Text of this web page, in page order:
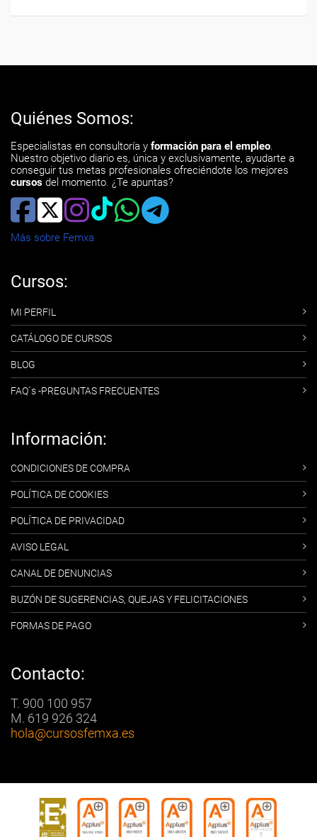
Quiénes Somos:
Especialistas en consultoría y formación para el empleo.
Nuestro objetivo diario es, única y exclusivamente, ayudarte a
conseguir tus metas profesionales ofreciéndote los mejores
cursos del momento. ¿Te apuntas?
Más sobre Femxa
Cursos:
MI PERFIL
CATÁLOGO DE CURSOS
BLOG
FAQ´s -PREGUNTAS FRECUENTES
Información:
CONDICIONES DE COMPRA
POLÍTICA DE COOKIES
POLÍTICA DE PRIVACIDAD
AVISO LEGAL
CANAL DE DENUNCIAS
BUZÓN DE SUGERENCIAS, QUEJAS Y FELICITACIONES
FORMAS DE PAGO
Contacto:
T. 900 100 957
M. 619 926 324
hola@cursosfemxa.es